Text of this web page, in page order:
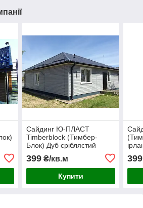
Сайдинг Ю-ПЛАСТ
Timberblock (Тимбер-
Блок) Дуб сріблястий
399₴/кв.м
Купити
399